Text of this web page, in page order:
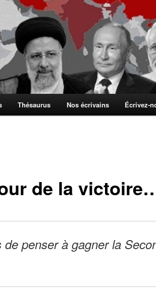
Thésaurus Nos écrivains Écrivez-
de la
penser à gagner la